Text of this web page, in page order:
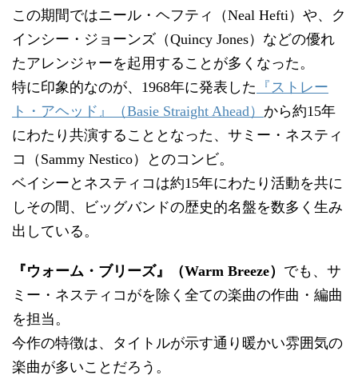
この期間ではニール・ヘフティ（Neal Hefti）や、ク
インシー・ジョーンズ（Quincy Jones）などの優れ
たアレンジャーを起用することが多くなった。
特に印象的なのが、1968年に発表した 『ストレー
ト・アヘッド』（Basie Straight Ahead） から約15年
にわたり共演することとなった、サミー・ネスティ
コ（Sammy Nestico）とのコンビ。
ベイシーとネスティコは約15年にわたり活動を共に
しその間、ビッグバンドの歴史的名盤を数多く生み
出している。
『ウォーム・ブリーズ』（Warm Breeze） でも、サ
ミー・ネスティコがを除く全ての楽曲の作曲・編曲
を担当。
今作の特徴は、タイトルが示す通り暖かい雰囲気の
楽曲が多いことだろう。